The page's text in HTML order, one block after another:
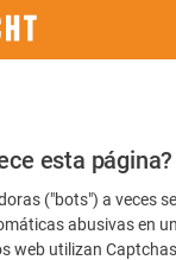
esta página?
("bots") a veces
abusivas en
web utilizan